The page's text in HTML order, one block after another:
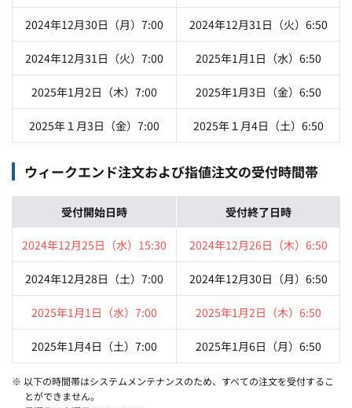
2024年12月30日（月）7:00 2024年12月31日（火）6:50
2024年12月31日（火）7:00 2025年1月1日（水）6:50
2025年1月2日（木）7:00 2025年1月3日（金）6:50
2025年１月3日（金）7:00 2025年１月4日（土）6:50
ウィークエンド注文および指値注文の受付時間帯
受付開始日時 受付終了日時
2024年12月25日（水）15:30 2024年12月26日（木）6:50
2024年12月28日（土）7:00 2024年12月30日（月）6:50
2025年1月1日（水）7:00 2025年1月2日（木）6:50
2025年1月4日（土）7:00 2025年1月6日（月）6:50
※ 以下の時間帯はシステムメンテナンスのため、すべての注文を受付するこ
とができません。